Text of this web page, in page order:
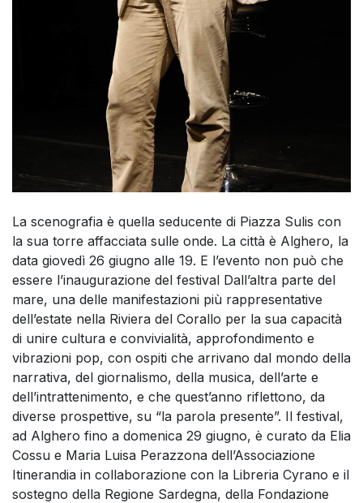
La scenografia è quella seducente di Piazza Sulis con
la sua torre affacciata sulle onde. La città è Alghero, la
data giovedì 26 giugno alle 19. E l’evento non può che
essere l’inaugurazione del festival Dall’altra parte del
mare, una delle manifestazioni più rappresentative
dell’estate nella Riviera del Corallo per la sua capacità
di unire cultura e convivialità, approfondimento e
vibrazioni pop, con ospiti che arrivano dal mondo della
narrativa, del giornalismo, della musica, dell’arte e
dell’intrattenimento, e che quest’anno riflettono, da
diverse prospettive, su “la parola presente”. Il festival,
ad Alghero fino a domenica 29 giugno, è curato da Elia
Cossu e Maria Luisa Perazzona dell’Associazione
Itinerandia in collaborazione con la Libreria Cyrano e il
sostegno della Regione Sardegna, della Fondazione